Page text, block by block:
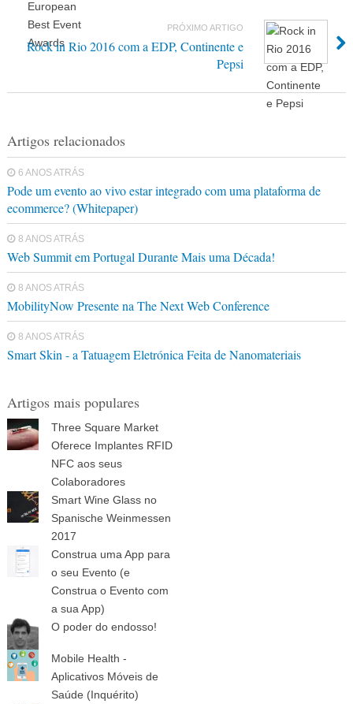
PRÓXIMO ARTIGO
Rock in Rio 2016 com a EDP, Continente e
Pepsi
Artigos relacionados
6 ANOS ATRÁS
Pode um evento ao vivo estar integrado com uma plataforma de
ecommerce? (Whitepaper)
8 ANOS ATRÁS
Web Summit em Portugal Durante Mais uma Década!
8 ANOS ATRÁS
MobilityNow Presente na The Next Web Conference
8 ANOS ATRÁS
Smart Skin - a Tatuagem Eletrónica Feita de Nanomateriais
Artigos mais populares
Three Square Market
Oferece Implantes RFID
NFC aos seus
Colaboradores
Smart Wine Glass no
Spanische Weinmessen
2017
Construa uma App para
o seu Evento (e
Construa o Evento com
a sua App)
O poder do endosso!
Mobile Health -
Aplicativos Móveis de
Saúde (Inquérito)